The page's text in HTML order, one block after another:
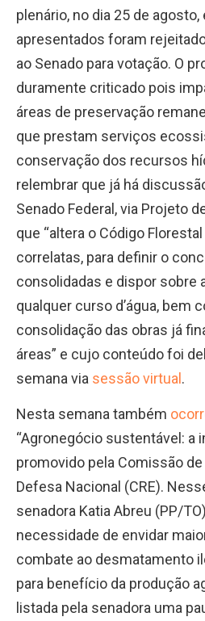
plenário, no dia 25 de
apresentados foram
ao Senado para votação. O
duramente criticado pois
áreas de preservação
que prestam serviços
conservação dos recursos
relembrar que já há
Senado Federal, via Projeto
que “altera o Código
correlatas, para definir o
consolidadas e dispor sobre
qualquer curso d’água, bem
consolidação das obras já
áreas” e cujo conteúdo foi
semana via sessão virtual.
Nesta semana também
“Agronegócio sustentável: a
promovido pela Comissão
Defesa Nacional (CRE).
senadora Katia Abreu (PP/
necessidade de envidar
combate ao desmatamento
para benefício da produção
listada pela senadora uma